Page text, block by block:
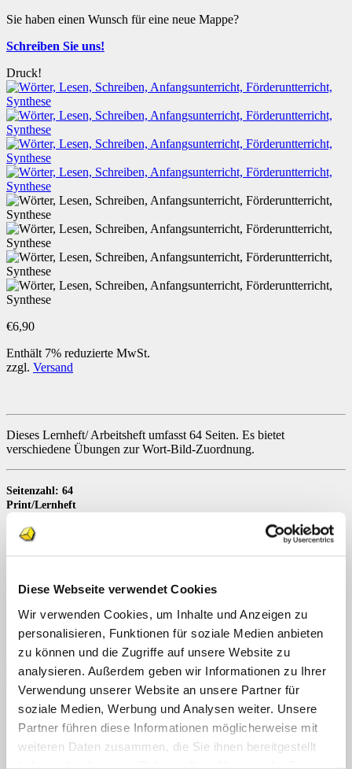
Diese Webseite verwendet Cookies
Wir verwenden Cookies, um Inhalte und Anzeigen zu
personalisieren, Funktionen für soziale Medien anbieten
zu können und die Zugriffe auf unsere Website zu
analysieren. Außerdem geben wir Informationen zu Ihrer
Verwendung unserer Website an unsere Partner für
soziale Medien, Werbung und Analysen weiter. Unsere
Partner führen diese Informationen möglicherweise mit
weiteren Daten zusammen, die Sie ihnen bereitgestellt
Sie haben einen Wunsch für eine neue Mappe?
Schreiben Sie uns!
Druck!
€6,90
Enthält 7% reduzierte MwSt.
zzgl. Versand
Dieses Lernheft/ Arbeitsheft umfasst 64 Seiten. Es bietet
verschiedene Übungen zur Wort-Bild-Zuordnung.
Seitenzahl: 64
Print/Lernheft
geheftet DIN A4
ISBN 978-3-947826-01-8
Schulform: Grundschule, Förderschule
Vorschau
Vorrätig
Wörter
lesen
und
zuordnen
(Druck)
Menge
Artikelnummer: LKB1782 Kategorien:Deutsch ,Druckwerke
Schlagwörter:Lesen ,Synthese ,Wörter
Rezensionen (0)